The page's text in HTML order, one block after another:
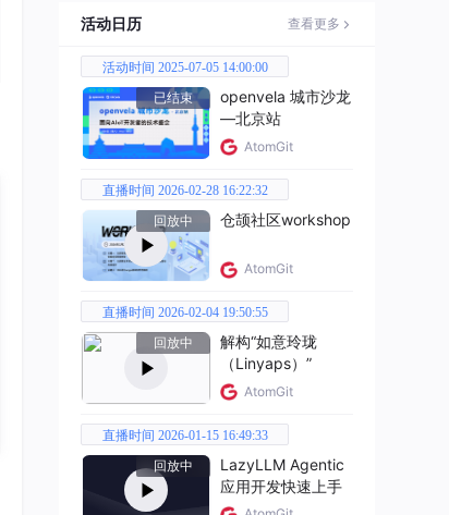
活动日历 查看更多
活动时间 2025-07-05 14:00:00
已结束
openvela 城市沙龙
—北京站
AtomGit
直播时间 2026-02-28 16:22:32
回放中
仓颉社区workshop
AtomGit
直播时间 2026-02-04 19:50:55
回放中
解构“如意玲珑
（Linyaps）”
AtomGit
直播时间 2026-01-15 16:49:33
回放中
LazyLLM Agentic
应用开发快速上手